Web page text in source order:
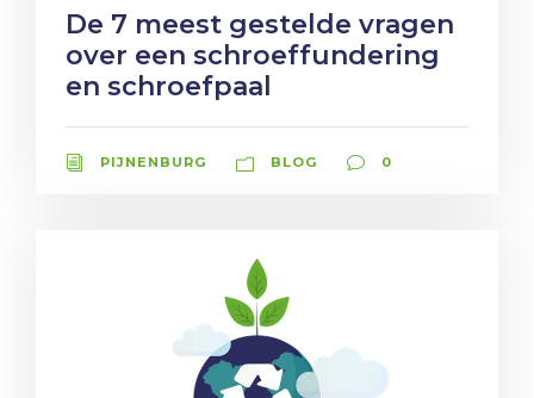
De 7 meest gestelde vragen
over een schroeffundering
en schroefpaal
PIJNENBURG BLOG 0